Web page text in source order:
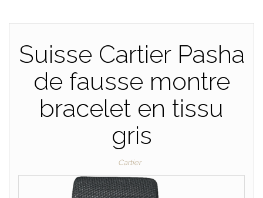
Suisse Cartier Pasha
de fausse montre
bracelet en tissu
gris
Cartier